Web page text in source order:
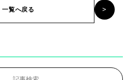
一覧へ戻る >